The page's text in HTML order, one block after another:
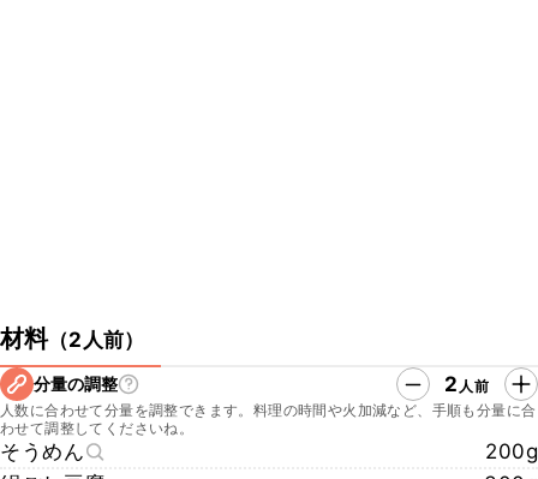
材料（2人前）
分量の調整 2 人前
人数に合わせて分量を調整できます。料理の時間や火加減など、手順も分量に合
わせて調整してくださいね。
そうめん
200g